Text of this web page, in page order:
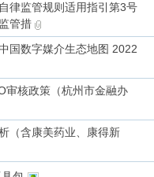
律监管规则适用指引第3号
管措
国数字媒介生态地图 2022
审核政策（杭州市金融办
（含康美药业、康得新